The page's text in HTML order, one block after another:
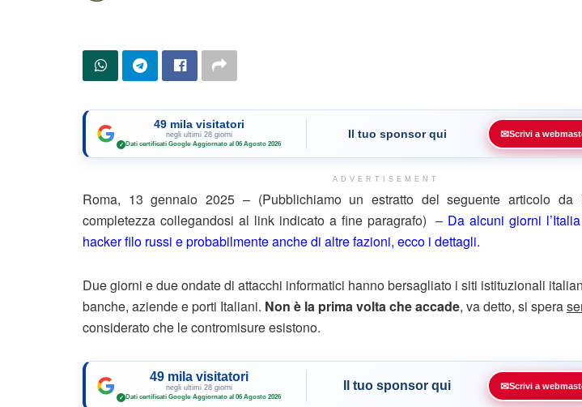
49 mila visitatori
negli ultimi 28 giorni
✓ Dati certificati Google·Aggiornato al 06 Agosto 2026
Il tuo sponsor qui ✉Scrivi a
ADVERTISEMENT
Roma, 13 gennaio 2025 – (Pubblichiamo un estratto del seguente articolo da
completezza collegandosi al link indicato a fine paragrafo) – Da alcuni giorni
hacker filo russi e probabilmente anche di altre fazioni, ecco i dettagli.
Due giorni e due ondate di attacchi informatici hanno bersagliato i siti istituzionali
banche, aziende e porti Italiani. Non è la prima volta che accade, va detto, si spera
considerato che le contromisure esistono.
49 mila visitatori
negli ultimi 28 giorni
✓ Dati certificati Google·Aggiornato al 06 Agosto 2026
Il tuo sponsor qui ✉Scrivi a